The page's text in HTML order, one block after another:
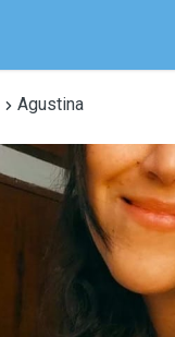
Agustina